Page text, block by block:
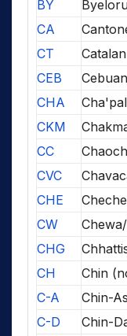
BY
CA
CT
Catalan
CEB
CHA
CKM
CC
CVC
CHE
CW
CHG
CH
Chin
C-A
Chin-
C-D
Chin-